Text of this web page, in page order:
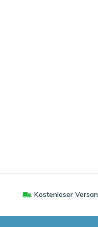
Kostenloser